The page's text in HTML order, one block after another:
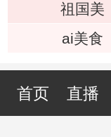
祖国美
ai美食
首页 直播